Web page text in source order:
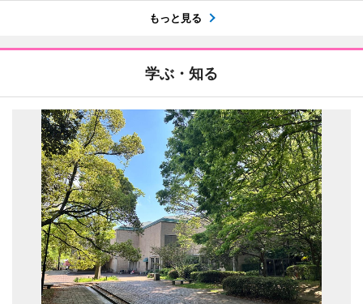
もっと見る
学ぶ・知る